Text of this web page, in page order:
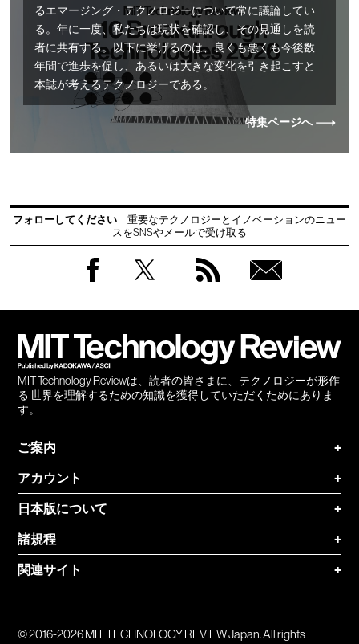
るエマージング・テクノロジーについて常に議論してい
る。年に一度、私たちは現状を確認し、その見通しを読
者に共有する。以下に挙げるのは、良くも悪くも今後数
年間で進歩を促し、あるいは大きな変化を引き起こすと
本誌が考えるテクノロジーである。
特集ページへ
フォローしてください
重要なテクノロジーとイノベーションのニュー
スをSNSやメールで受け取る
MIT Technology Reviewは、読者の皆さまに、テクノロジーが形作
る 世界を理解するための知識を獲得していただくためにありま
す。
ご案内
+
アカウント
+
日本版について
+
諸規程
+
関連サイト
+
© 2016-2026 MIT TECHNOLOGY REVIEW Japan. All rights